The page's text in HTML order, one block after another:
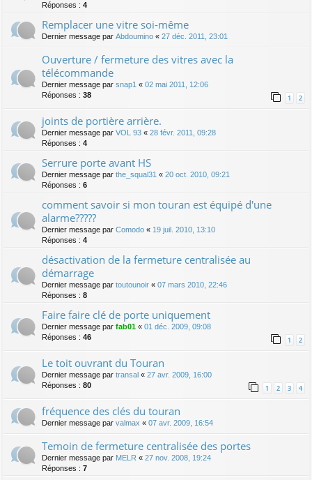
Réponses : 4
Remplacer une vitre soi-même
Dernier message par Abdoumino « 27 déc. 2011, 23:01
Ouverture / fermeture des vitres avec la
télécommande
Dernier message par snap1 « 02 mai 2011, 12:06
Réponses : 38 1 2
joints de portière arrière.
Dernier message par VOL 93 « 28 févr. 2011, 09:28
Réponses : 4
Serrure porte avant HS
Dernier message par the_squal31 « 20 oct. 2010, 09:21
Réponses : 6
comment savoir si mon touran est équipé d'une
alarme?????
Dernier message par Comodo « 19 juil. 2010, 13:10
Réponses : 4
désactivation de la fermeture centralisée au
démarrage
Dernier message par toutounoir « 07 mars 2010, 22:46
Réponses : 8
Faire faire clé de porte uniquement
Dernier message par fab01 « 01 déc. 2009, 09:08
Réponses : 46 1 2
Le toit ouvrant du Touran
Dernier message par transal « 27 avr. 2009, 16:00
Réponses : 80 1 2 3 4
fréquence des clés du touran
Dernier message par valmax « 07 avr. 2009, 16:54
Temoin de fermeture centralisée des portes
Dernier message par MELR « 27 nov. 2008, 19:24
Réponses : 7